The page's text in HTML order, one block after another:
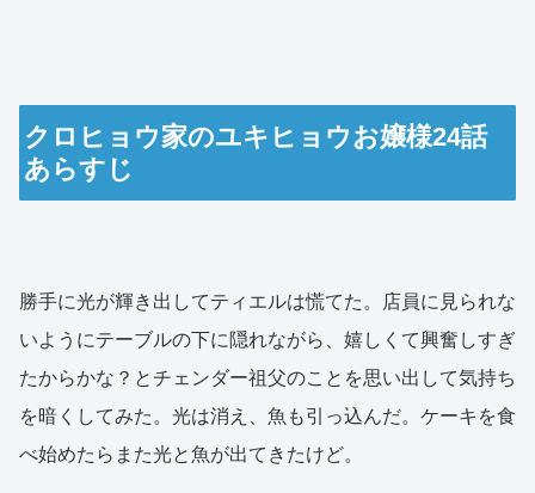
クロヒョウ家のユキヒョウお嬢様24話
あらすじ
勝手に光が輝き出してティエルは慌てた。店員に見られな
いようにテーブルの下に隠れながら、嬉しくて興奮しすぎ
たからかな？とチェンダー祖父のことを思い出して気持ち
を暗くしてみた。光は消え、魚も引っ込んだ。ケーキを食
べ始めたらまた光と魚が出てきたけど。